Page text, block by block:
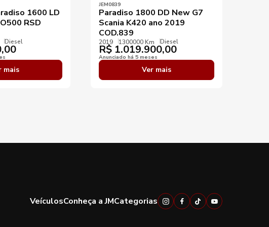
1600 LD
RSD
Diesel
mais
JEM0839
Paradiso 1800 DD New G7
Scania K420 ano 2019
COD.839
2019 1300000 Km Diesel
R$ 1.019.900,00
Anunciado há 5 meses
Ver mais
VeículosConheça a JMCategorias